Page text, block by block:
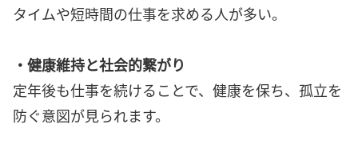
タイムや短時間の仕事を求める人が多い。
・健康維持と社会的繋がり
定年後も仕事を続けることで、健康を保ち、孤立を
防ぐ意図が見られます。